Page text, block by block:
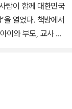
람이 함께 대한민국
을 열었다. 책방에서
이와 부모, 교사 그
양이자 세상에 대
. 『문제 없는 수학